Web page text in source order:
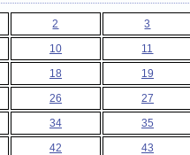
2
3
10
11
18
19
26
27
34
35
42
43